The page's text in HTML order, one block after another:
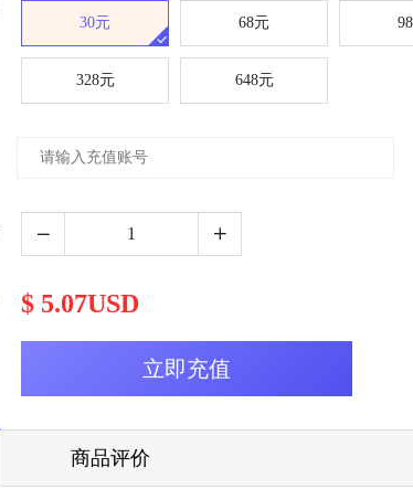
30元
68元
328元 648元
$ 5.07USD
商品评价